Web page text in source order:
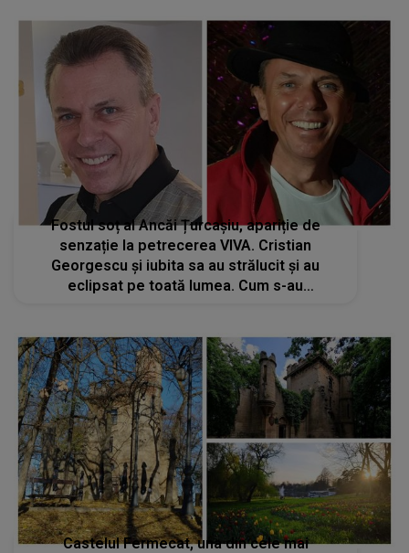
Fostul soț al Ancăi Țurcașiu, apariție de
senzație la petrecerea VIVA. Cristian
Georgescu și iubita sa au strălucit și au
eclipsat pe toată lumea. Cum s-au
Castelul Fermecat, una din cele mai